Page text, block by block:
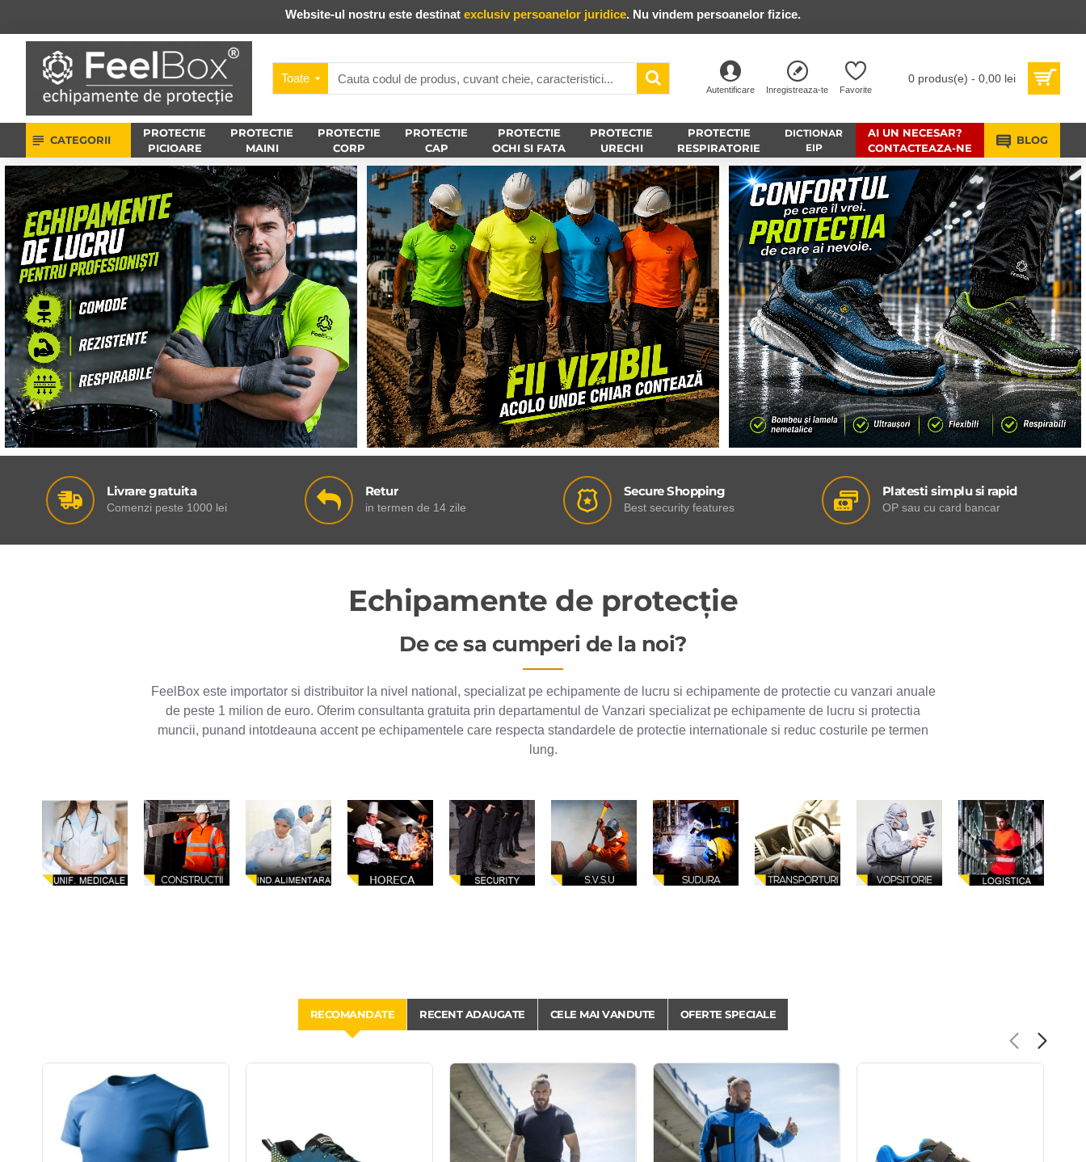
Website-ul nostru este destinat exclusiv persoanelor juridice. Nu vindem persoanelor fizice.
Toate
Autentificare Inregistreaza-te Favorite
0 produs(e) - 0,00 lei
CATEGORII
PROTECTIE
PICIOARE
PROTECTIE
MAINI
PROTECTIE
CORP
PROTECTIE
CAP
PROTECTIE
OCHI SI FATA
PROTECTIE
URECHI
PROTECTIE
RESPIRATORIE
DICTIONAR
EIP
AI UN NECESAR?
CONTACTEAZA-NE
BLOG
Livrare gratuita
Comenzi peste 1000 lei
Retur
in termen de 14 zile
Secure Shopping
Best security features
Platesti simplu si rapid
OP sau cu card bancar
Echipamente de protecție
De ce sa cumperi de la noi?
FeelBox este importator si distribuitor la nivel national, specializat pe echipamente de lucru si echipamente de protectie cu vanzari anuale
de peste 1 milion de euro. Oferim consultanta gratuita prin departamentul de Vanzari specializat pe echipamente de lucru si protectia
muncii, punand intotdeauna accent pe echipamentele care respecta standardele de protectie internationale si reduc costurile pe termen
lung.
RECOMANDATE RECENT ADAUGATE CELE MAI VANDUTE OFERTE SPECIALE